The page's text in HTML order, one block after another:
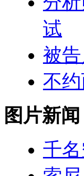
试
被
不
图片新闻
千